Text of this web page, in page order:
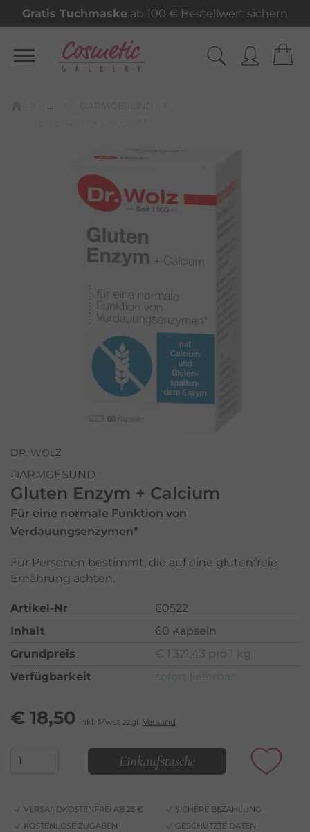
Gratis Tuchmaske ab 100 € Bestellwert sichern
...
DR. WOLZ
DARMGESUND
Gluten Enzym + Calcium
Für eine normale Funktion von
Verdauungsenzymen*
Für Personen bestimmt, die auf eine glutenfreie
Ernährung achten.
Artikel-Nr
60522
Inhalt
60 Kapseln
Grundpreis
€ 1.321,43 pro 1 kg
Verfügbarkeit
sofort lieferbar
€ 18,50 inkl. Mwst zzgl. Versand
Einkaufstasche
VERSANDKOSTENFREI AB 25 €
SICHERE BEZAHLUNG
KOSTENLOSE ZUGABEN
GESCHÜTZTE DATEN